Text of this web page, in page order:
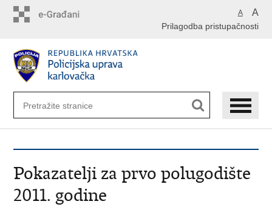
A A
Prilagodba pristupačnosti
Pokazatelji za prvo polugodište
2011. godine